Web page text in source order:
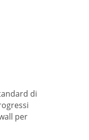
di
per